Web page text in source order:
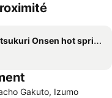
Onsen hot spring
Gakuto, Izumo